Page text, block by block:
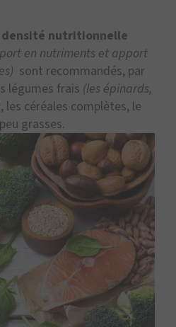
nutritionnelle
en nutriments et apport
sont recommandés, par
légumes frais (les épinards,
, les céréales complètes, le
grasses.